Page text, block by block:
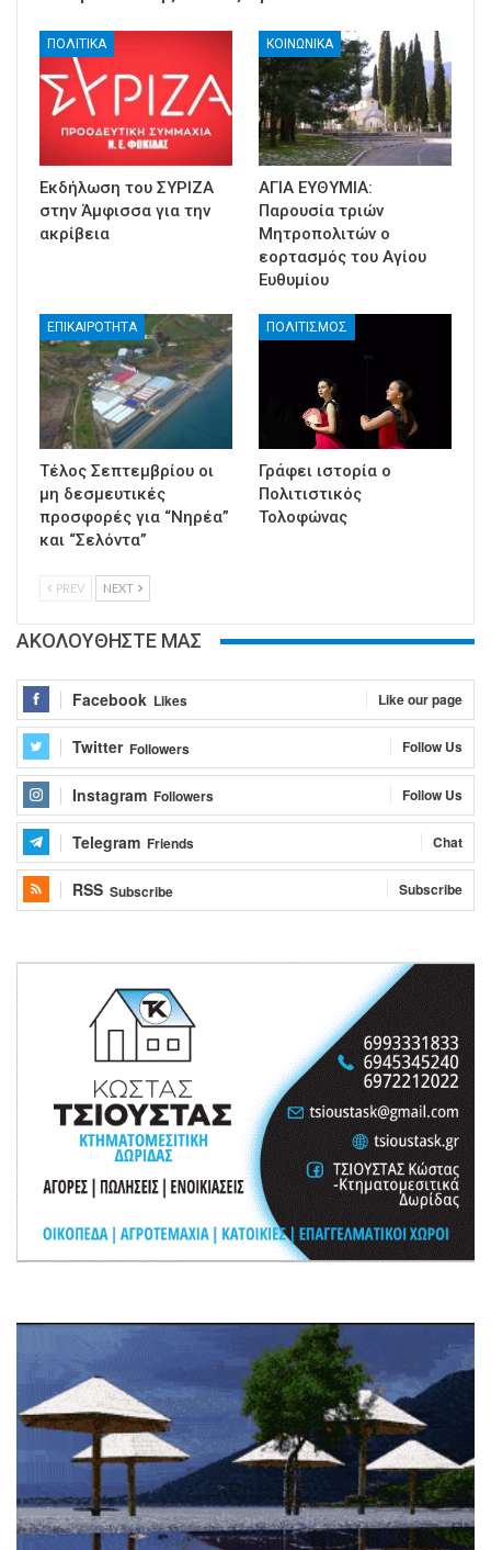
ΠΟΛΙΤΙΚΑ
Εκδήλωση του ΣΥΡΙΖΑ
στην Άμφισσα για την
ακρίβεια
ΚΟΙΝΩΝΙΚΑ
ΑΓΙΑ ΕΥΘΥΜΙΑ:
Παρουσία τριών
Μητροπολιτών ο
εορτασμός του Αγίου
Ευθυμίου
ΕΠΙΚΑΙΡΟΤΗΤΑ
Τέλος Σεπτεμβρίου οι
μη δεσμευτικές
προσφορές για “Νηρέα”
και “Σελόντα”
ΠΟΛΙΤΙΣΜΟΣ
Γράφει ιστορία ο
Πολιτιστικός
Τολοφώνας
PREV NEXT
ΑΚΟΛΟΥΘΗΣΤΕ ΜΑΣ
Facebook Likes Like our page
Twitter Followers Follow Us
Instagram Followers Follow Us
Telegram Friends Chat
RSS Subscribe Subscribe